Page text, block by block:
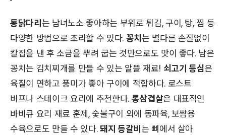
통닭다리는 남녀노소 좋아하는 부위로 튀김, 구이, 탕, 찜 등
다양한 방법으로 조리할 수 있다. 꽁치는 별다른 손질없이
칼집을 낸 후 소금을 뿌려 굽는 것만으로도 맛이 좋다. 남은
꽁치는 김치찌개를 만들 수 있는 알뜰 재료! 쇠고기 등심은
육질이 연하고 풍미가 좋아 구이에 적합하다. 로스트
비프나 스테이크 요리에 추천한다. 통삼겹살은 대표적인
바비큐 요리 재료 훈제, 숯불구이 외에 동파육, 보쌈용
수육으로도 만들 수 있다.돼지 등갈비는 뼈에서 살아